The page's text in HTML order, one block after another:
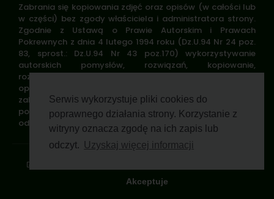
Serwis wykorzystuje pliki cookies do
poprawnego działania strony. Korzystanie z
witryny oznacza zgodę na ich zapis lub
odczyt.
Uzyskaj więcej informacji
Akceptuje
Zabrania się kopiowania zdjęć oraz opisów (w całości lub
w części) bez zgody właściciela i administratora strony.
Zgodnie z Ustawą o Prawie Autorskim i Prawach
Pokrewnych z dnia 4 lutego 1994 roku (Dz.U.94 Nr 24 poz.
83, sprost.: Dz.U.94 Nr 43 poz.170) wykorzystywanie
autorskich pomysłów, rozwiązań, kopiowanie,
rozpowszechnianie zdjęć, fragmentów grafiki, tekstów
opisów w celach zarobkowych, bez zezwolenia autora jest
zabronione i stanowi naruszenie praw autorskich oraz
podlega karze. Znaki towarowe i graficzne są własnością
odpowiednich firm i/lub instytucji.
© 2026 Polski Związek Łowiecki. All rights reserved